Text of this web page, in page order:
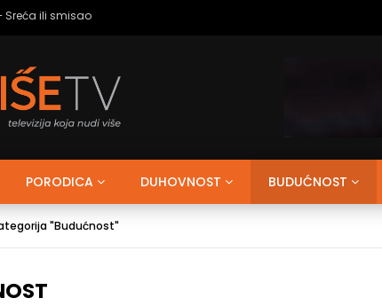
od budućnosti
PORODICA DUHOVNOST BUDUĆNOST
"Budućnost"